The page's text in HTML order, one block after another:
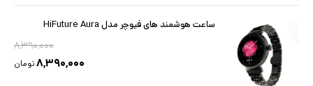
ساعت هوشمند های فیوچر مدل HiFuture Aura
۸,۳۹۰,۰۰۰
۸,۳۹۰,۰۰۰تومان